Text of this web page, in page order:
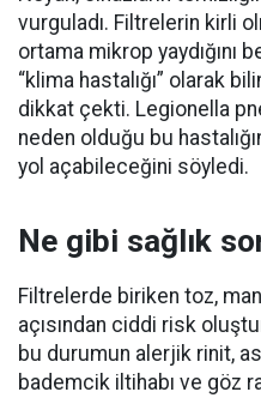
vurguladı. Filtrelerin kirli
ortama mikrop yaydığını
“klima hastalığı” olarak
dikkat çekti. Legionella
neden olduğu bu
yol açabileceğini söyledi.
Ne gibi sağlık
Filtrelerde biriken toz,
açısından ciddi risk
bu durumun alerjik rinit,
bademcik iltihabı ve göz